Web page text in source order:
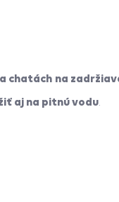
chatách na
aj na pitnú vodu